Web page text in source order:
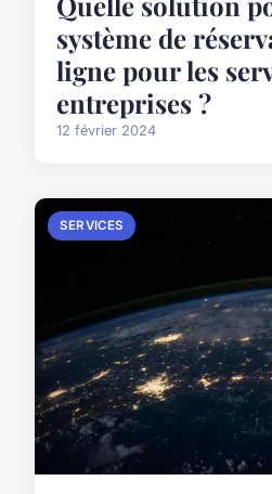
système de
ligne pour les
entreprises ?
12 février 2024
SERVICES